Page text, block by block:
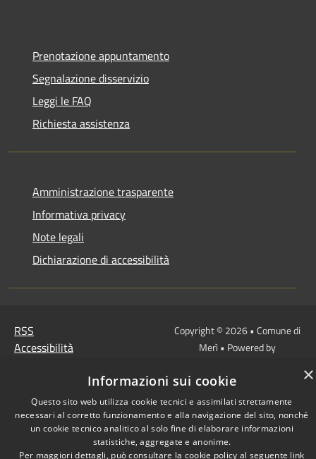
Prenotazione appuntamento
Segnalazione disservizio
Leggi le FAQ
Richiesta assistenza
Amministrazione trasparente
Informativa privacy
Note legali
Dichiarazione di accessibilità
RSS
Accessibilità
Mappa del sito
Copyright © 2026 • Comune di
Merì • Powered by
redazione
×
Informazioni sui cookie
Questo sito web utilizza cookie tecnici e assimilati strettamente
necessari al corretto funzionamento e alla navigazione del sito, nonché
un cookie tecnico analitico al solo fine di elaborare informazioni
statistiche, aggregate e anonime.
Per maggiori dettagli, può consultare la cookie policy al seguente link